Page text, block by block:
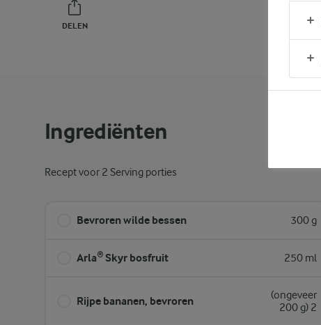
DELEN PRINT
Ingrediënten
Recept voor 2 Serving porties
Bevroren wilde bessen 300 g
Arla® Skyr bosfruit 250 ml
Rijpe bananen, bevroren
(ongeveer
200 g) 2